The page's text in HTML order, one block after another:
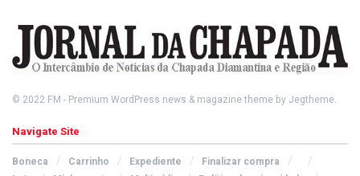
© 2022 FM - Premium WordPress news & magazine theme by Jegtheme.
Navigate Site
Boneca Carrinho Expediente
Finalizar compra